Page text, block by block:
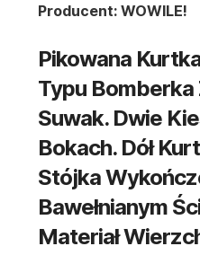
Producent: WOWILE!
Pikowana
Typu Bomberka
Suwak. Dwie
Bokach. Dół
Stójka
Bawełnianym
Materiał